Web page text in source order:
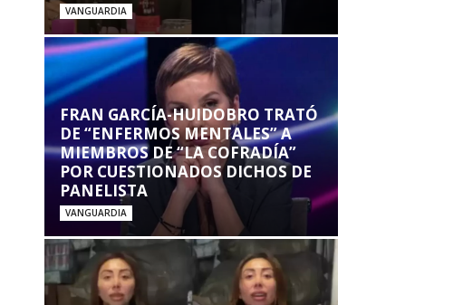
VANGUARDIA
FRAN GARCÍA-HUIDOBRO TRATÓ
DE “ENFERMOS MENTALES” A
MIEMBROS DE “LA COFRADÍA”
POR CUESTIONADOS DICHOS DE
PANELISTA
VANGUARDIA